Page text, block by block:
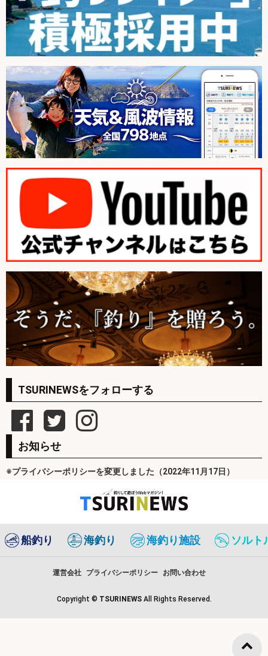
TSURINEWSをフォローする
お知らせ
※プライバシーポリシーを変更しました（2022年11月17日）
船釣り 海釣り 海釣り施設 ソルト
運営会社 プライバシーポリシー お問い合わせ
Copyright © TSURINEWS All Rights Reserved.